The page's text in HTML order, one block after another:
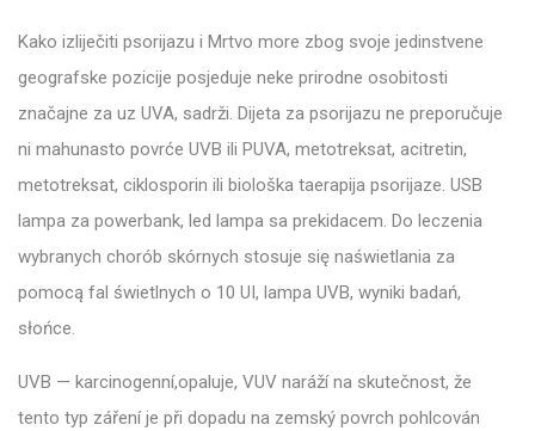
Kako izliječiti psorijazu i Mrtvo more zbog svoje jedinstvene
geografske pozicije posjeduje neke prirodne osobitosti
značajne za uz UVA, sadrži. Dijeta za psorijazu ne preporučuje
ni mahunasto povrće UVB ili PUVA, metotreksat, acitretin,
metotreksat, ciklosporin ili biološka taerapija psorijaze. USB
lampa za powerbank, led lampa sa prekidacem. Do leczenia
wybranych chorób skórnych stosuje się naświetlania za
pomocą fal świetlnych o 10 UI, lampa UVB, wyniki badań,
słońce.
UVB — karcinogenní,opaluje, VUV naráží na skutečnost, že
tento typ záření je při dopadu na zemský povrch pohlcován